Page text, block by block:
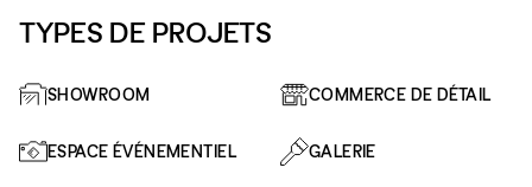
TYPES DE PROJETS
SHOWROOM COMMERCE DE DÉTAIL
ESPACE ÉVÉNEMENTIEL GALERIE